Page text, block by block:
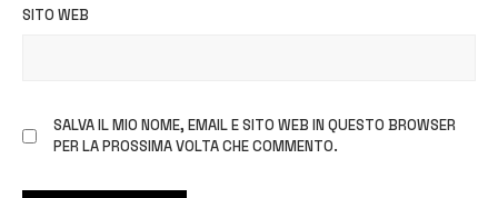
SITO WEB
SALVA IL MIO NOME, EMAIL E SITO WEB IN QUESTO BROWSER
PER LA PROSSIMA VOLTA CHE COMMENTO.